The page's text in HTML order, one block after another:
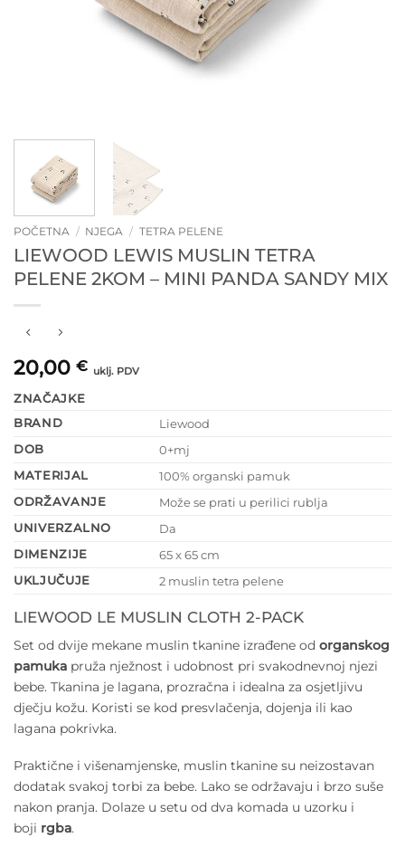
POČETNA / NJEGA / TETRA PELENE
LIEWOOD LEWIS MUSLIN TETRA
PELENE 2KOM – MINI PANDA SANDY MIX
20,00 € uklj. PDV
ZNAČAJKE
BRAND
Liewood
DOB
0+mj
MATERIJAL
100% organski pamuk
ODRŽAVANJE
Može se prati u perilici rublja
UNIVERZALNO
Da
DIMENZIJE
65 x 65 cm
UKLJUČUJE
2 muslin tetra pelene
LIEWOOD LE MUSLIN CLOTH 2-PACK
Set od dvije mekane muslin tkanine izrađene od organskog
pamuka pruža nježnost i udobnost pri svakodnevnoj njezi
bebe. Tkanina je lagana, prozračna i idealna za osjetljivu
dječju kožu. Koristi se kod presvlačenja, dojenja ili kao
lagana pokrivka.
Praktične i višenamjenske, muslin tkanine su neizostavan
dodatak svakoj torbi za bebe. Lako se održavaju i brzo suše
nakon pranja. Dolaze u setu od dva komada u uzorku i
boji rgba.